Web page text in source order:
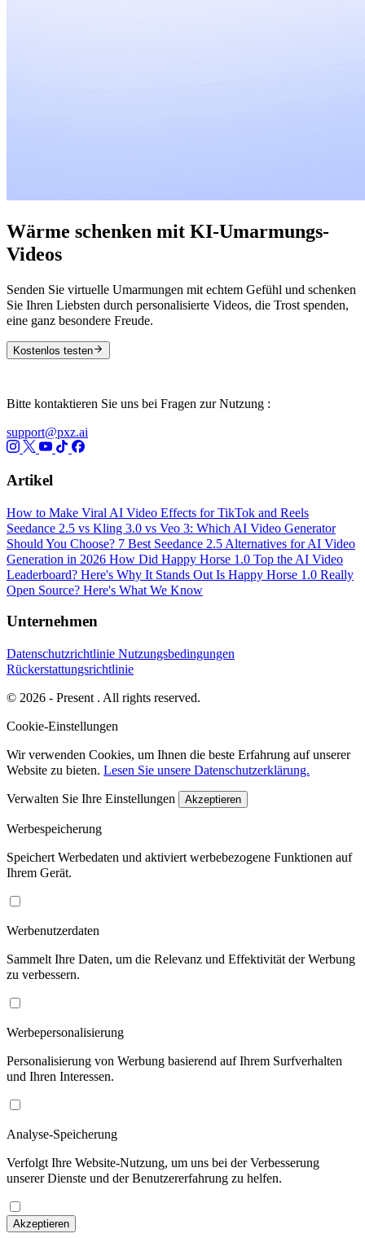
Wärme schenken mit KI-Umarmungs-
Videos
Senden Sie virtuelle Umarmungen mit echtem Gefühl und schenken
Sie Ihren Liebsten durch personalisierte Videos, die Trost spenden,
eine ganz besondere Freude.
Kostenlos testen
Bitte kontaktieren Sie uns bei Fragen zur Nutzung :
support@pxz.ai
Artikel
How to Make Viral AI Video Effects for TikTok and Reels
Seedance 2.5 vs Kling 3.0 vs Veo 3: Which AI Video Generator
Should You Choose? 7 Best Seedance 2.5 Alternatives for AI Video
Generation in 2026 How Did Happy Horse 1.0 Top the AI Video
Leaderboard? Here's Why It Stands Out Is Happy Horse 1.0 Really
Open Source? Here's What We Know
Unternehmen
Datenschutzrichtlinie Nutzungsbedingungen
Rückerstattungsrichtlinie
© 2026 - Present . All rights reserved.
Cookie-Einstellungen
Wir verwenden Cookies, um Ihnen die beste Erfahrung auf unserer
Website zu bieten. Lesen Sie unsere Datenschutzerklärung.
Verwalten Sie Ihre Einstellungen Akzeptieren
Werbespeicherung
Speichert Werbedaten und aktiviert werbebezogene Funktionen auf
Ihrem Gerät.
Werbenutzerdaten
Sammelt Ihre Daten, um die Relevanz und Effektivität der Werbung
zu verbessern.
Werbepersonalisierung
Personalisierung von Werbung basierend auf Ihrem Surfverhalten
und Ihren Interessen.
Analyse-Speicherung
Verfolgt Ihre Website-Nutzung, um uns bei der Verbesserung
unserer Dienste und der Benutzererfahrung zu helfen.
Akzeptieren